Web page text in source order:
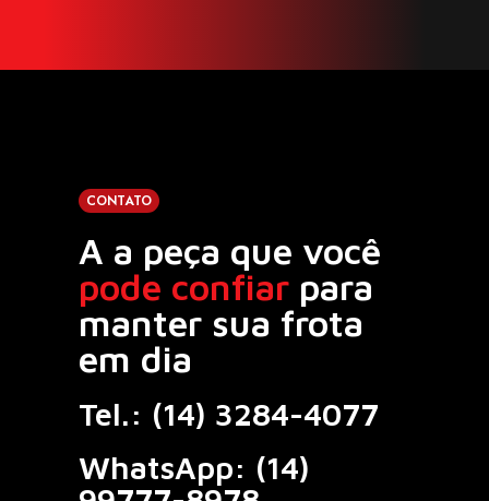
CONTATO
A a peça que você
pode confiar para
manter sua frota
em dia
Tel.: (14) 3284-4077
WhatsApp: (14)